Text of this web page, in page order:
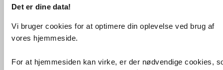
Det er dine data!
Vi bruger cookies for at optimere din oplevelse ved brug af
vores hjemmeside.
For at hjemmesiden kan virke, er der nødvendige cookies,
På den ene side er en håndklædeholder integreret.
Bredde: 665 mm
Passer til DuraSquare compact håndvask på 600mm
OBS: Leveres uden håndvask.